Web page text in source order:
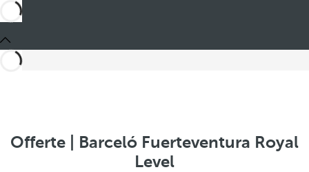
Offerte | Barceló Fuerteventura Royal
Level